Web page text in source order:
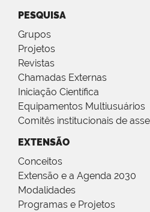
PESQUISA
Grupos
Projetos
Revistas
Chamadas Externas
Iniciação Científica
Equipamentos Multiusuários
Comitês institucionais de
EXTENSÃO
Conceitos
Extensão e a Agenda 2030
Modalidades
Programas e Projetos